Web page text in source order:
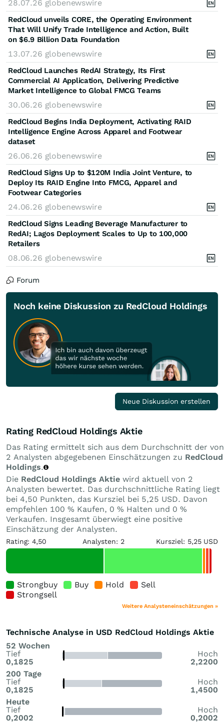
28.07.26 globenewswire
RedCloud unveils CORE, the Operating Environment
That Will Unify Trade Intelligence and Action, Built
on $6.9 Billion Data Foundation
13.07.26 globenewswire
RedCloud Launches RedAI Strategy, Its First
Commercial AI Application, Delivering Predictive
Market Intelligence to Global FMCG Teams
30.06.26 globenewswire
RedCloud Begins India Deployment, Activating RAID
Intelligence Engine Across Apparel and Footwear
dataset
26.06.26 globenewswire
RedCloud Signs Up to $120M India Joint Venture, to
Deploy Its RAID Engine Into FMCG, Apparel and
Footwear Categories
24.06.26 globenewswire
RedCloud Signs Leading Beverage Manufacturer to
RedAI; Lagos Deployment Scales to Up to 100,000
Retailers
08.06.26 globenewswire
Forum
Noch keine Diskussion zu RedCloud Holdings
Neue Diskussion erstellen
Rating RedCloud Holdings Aktie
Das Rating ermittelt sich aus dem Durchschnitt der von
2 Analysten abgegebenen Einschätzungen zu RedCloud
Holdings.
Die RedCloud Holdings Aktie wird aktuell von 2
Analysten bewertet. Das durchschnittliche Rating liegt
bei 4,50 Punkten, das Kursziel bei 5,25 USD. Davon
empfehlen 100 % Kaufen, 0 % Halten und 0 %
Verkaufen. Insgesamt überwiegt eine positive
Einschätzung der Analysten.
Rating: 4,50 Analysten: 2 Kursziel: 5,25 USD
Strongbuy Buy Hold
Sell
Strongsell
Weitere Analysteneinschätzungen »
Technische Analyse in USD RedCloud Holdings Aktie
52 Wochen
Tief
0,1825
Hoch
2,2200
200 Tage
Tief
0,1825
Hoch
1,4500
Heute
Tief
0,2002
Hoch
0,2002